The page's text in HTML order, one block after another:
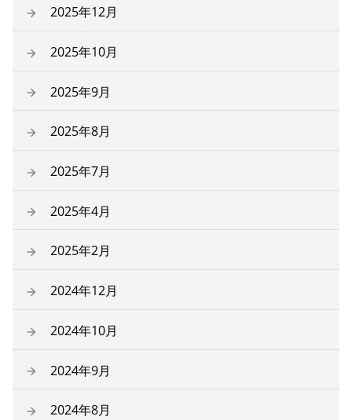
2025年12月
2025年10月
2025年9月
2025年8月
2025年7月
2025年4月
2025年2月
2024年12月
2024年10月
2024年9月
2024年8月